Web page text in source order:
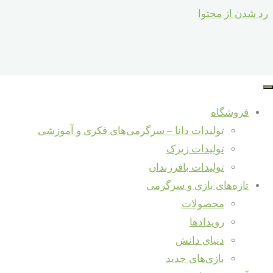
رد شدن از محتوا
فروشگاه
تولیدات دانا – سرگرمی‌های فکری و آموزشی
تولیدات زیرک
تولیدات بافرزندان
تازه‌های بازی و سرگرمی
محصولات
رویدادها
دنیای دانش
بازی‌های جدید
آموزش و دانش / دنیای دانش
خلاقیت درتبدیل کلمات به تصاویر-بازی باکلمات-یادگیری
بخوانید... "نقاشی با کلمات"
سبد خرید
Back to Top